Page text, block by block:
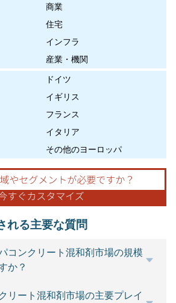
商業
住宅
インフラ
産業・機関
ドイツ
イギリス
フランス
イタリア
その他のヨーロッパ
れる主要な質問
コンクリート混和剤市場の規模
か？
リート混和剤市場の主要プレイ